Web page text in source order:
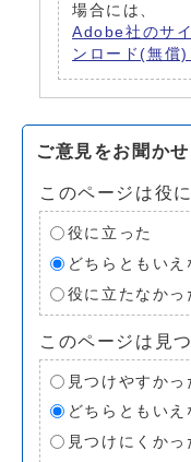
場合には、
Adobe社のサ
ンロード(無償)
ご意見をお聞か
このページは役
役に立った
どちらともいえ
役に立たなかっ
このページは見
見つけやすかっ
どちらともいえ
見つけにくかっ